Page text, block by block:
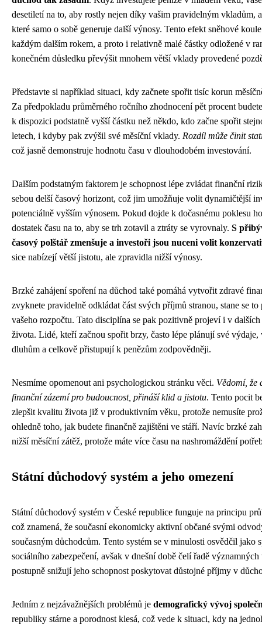
desetiletí na to, aby rostly nejen díky vašim pravidelným vkladům,
které samo o sobě generuje další výnosy. Tento efekt sněhové
každým dalším rokem, a proto i relativně malé částky odložené v
konečném důsledku převýšit mnohem větší vklady provedené
Představte si například situaci, kdy začnete spořit tisíc korun
Za předpokladu průměrného ročního zhodnocení pět procent
k dispozici podstatně vyšší částku než někdo, kdo začne spořit
letech, i kdyby pak zvýšil své měsíční vklady. Rozdíl může činit
což jasně demonstruje hodnotu času v dlouhodobém investování.
Dalším podstatným faktorem je schopnost lépe zvládat finanční
sebou delší časový horizont, což jim umožňuje volit dynamičtější
potenciálně vyšším výnosem. Pokud dojde k dočasnému poklesu
dostatek času na to, aby se trh zotavil a ztráty se vyrovnaly. S
časový polštář zmenšuje a investoři jsou nuceni volit
sice nabízejí větší jistotu, ale zpravidla nižší výnosy.
Brzké zahájení spoření na důchod také pomáhá vytvořit zdravé
zvyknete pravidelně odkládat část svých příjmů stranou, stane se to
vašeho rozpočtu. Tato disciplína se pak pozitivně projeví i v
života. Lidé, kteří začnou spořit brzy, často lépe plánují své
dluhům a celkově přistupují k penězům zodpovědněji.
Nesmíme opomenout ani psychologickou stránku věci. Vědomí, že
finanční zázemí pro budoucnost, přináší klid a jistotu. Tento pocit
zlepšit kvalitu života již v produktivním věku, protože nemusíte
ohledně toho, jak budete finančně zajištěni ve stáří. Navíc brzké
nižší měsíční zátěž, protože máte více času na nashromáždění
Státní důchodový systém a jeho omezení
Státní důchodový systém v České republice funguje na principu
což znamená, že současní ekonomicky aktivní občané svými
současným důchodcům. Tento systém se v minulosti osvědčil jako
sociálního zabezpečení, avšak v dnešní době čelí řadě
postupně snižují jeho schopnost poskytovat důstojné příjmy v
Jedním z nejzávažnějších problémů je demografický vývoj
republiky stárne a porodnost klesá, což vede k situaci, kdy na